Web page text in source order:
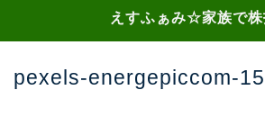
えすふぁみ☆家族で株
pexels-energepiccom-